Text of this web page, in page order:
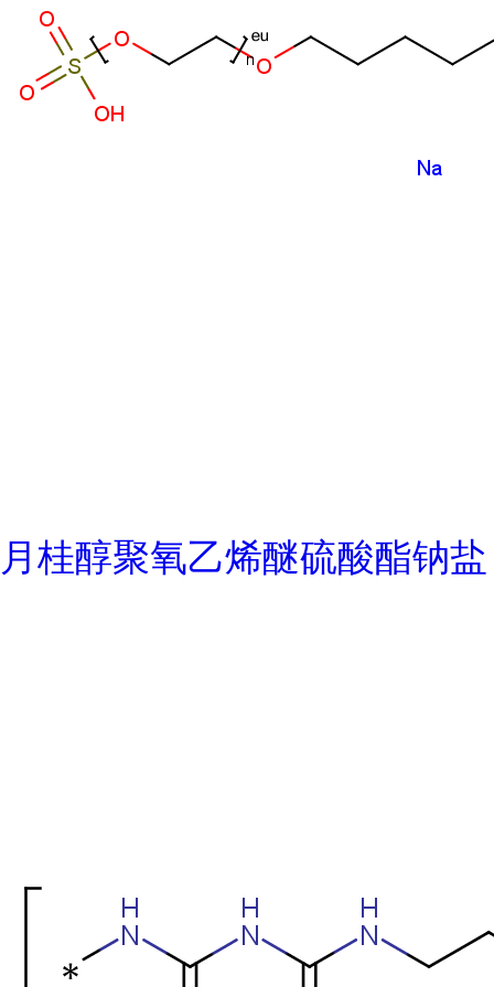
月桂醇聚氧乙烯醚硫酸酯钠盐